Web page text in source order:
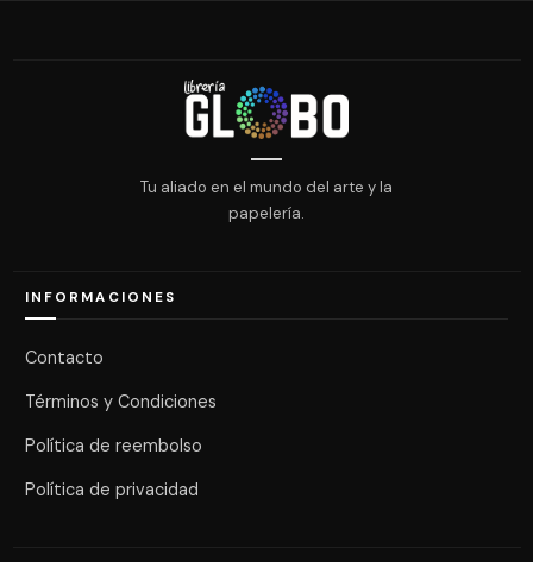
Tu aliado en el mundo del arte y la
papelería.
INFORMACIONES
Contacto
Términos y Condiciones
Política de reembolso
Política de privacidad